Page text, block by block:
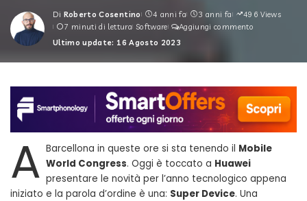
Posted
by
Di Roberto Cosentino 4 anni fa 3 anni fa
496 Views
7 minuti di lettura Software
Aggiungi commento
Ultimo update: 16 Agosto 2023
A Barcellona in queste ore si sta tenendo il Mobile
World Congress. Oggi è toccato a Huawei
presentare le novità per l’anno tecnologico appena
iniziato e la parola d’ordine è una: Super Device. Una